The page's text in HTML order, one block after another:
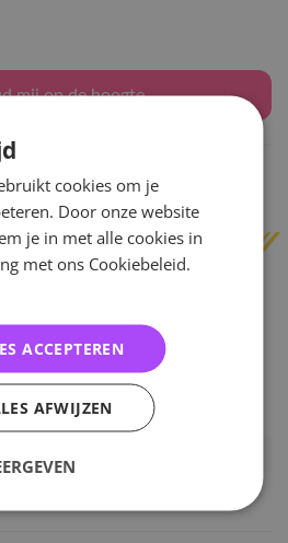
mij op de hoogte
2 werkdagenverzonden
cookies om je
Door onze website
je in met alle cookies in
met ons Cookiebeleid.
ACCEPTEREN
AFWIJZEN